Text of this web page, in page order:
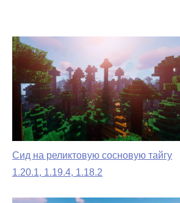
Сид на реликтовую сосновую тайгу
1.20.1, 1.19.4, 1.18.2